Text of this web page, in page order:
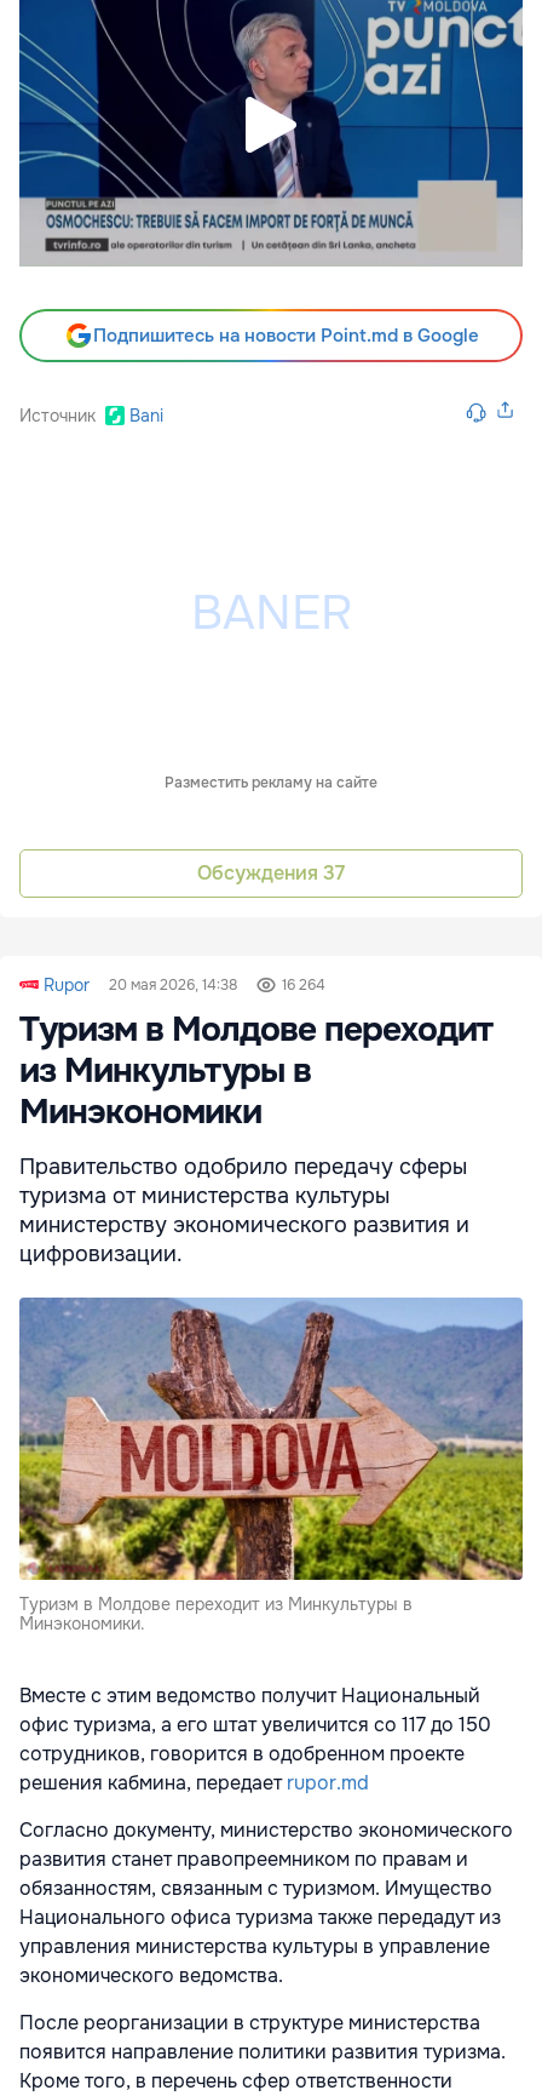
Подпишитесь на новости Point.md в Google
Источник Bani
Разместить рекламу на сайте
Обсуждения 37
Rupor 20 мая 2026, 14:38 16 264
Туризм в Молдове переходит
из Минкультуры в
Минэкономики
Правительство одобрило передачу сферы
туризма от министерства культуры
министерству экономического развития и
цифровизации.
Туризм в Молдове переходит из Минкультуры в
Минэкономики.
Вместе с этим ведомство получит Национальный
офис туризма, а его штат увеличится со 117 до 150
сотрудников, говорится в одобренном проекте
решения кабмина, передаетrupor.md
Согласно документу, министерство экономического
развития станет правопреемником по правам и
обязанностям, связанным с туризмом. Имущество
Национального офиса туризма также передадут из
управления министерства культуры в управление
экономического ведомства.
После реорганизации в структуре министерства
появится направление политики развития туризма.
Кроме того, в перечень сфер ответственности